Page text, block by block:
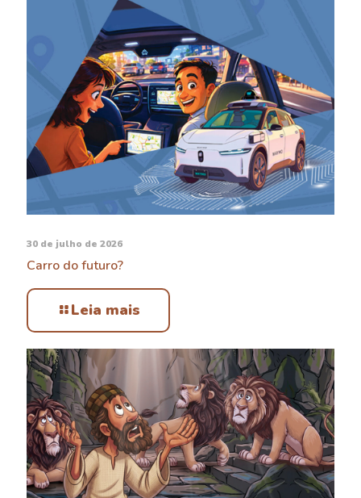
30 de julho de 2026
Carro do futuro?
Leia mais